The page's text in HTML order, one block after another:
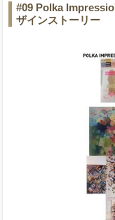
#09 Polka
ザインストーリー